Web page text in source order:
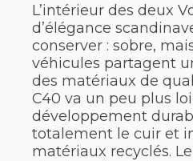
L’intérieur des deux
d’élégance
conserver : sobre,
véhicules partagent
des matériaux de
C40 va un peu plus
développement
totalement le cuir et
matériaux recyclés.